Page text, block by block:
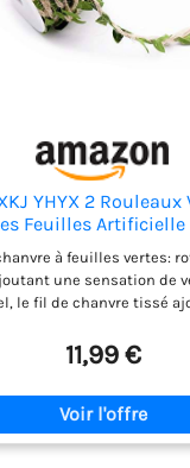
YHYX 2 Rouleaux
Feuilles Artificielle
pour Le
Fête/Maison/
Artisanat DIY
à feuilles vertes:
une sensation de
le fil de chanvre tissé
créant un
Matériaux durables:
de haute qualité et
en polyester. Inodore,
pas facile à
11,99 €